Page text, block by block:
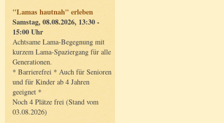
"Lamas hautnah" erleben
Samstag, 08.08.2026, 13:30 -
15:00 Uhr
Achtsame Lama-Begegnung mit
kurzem Lama-Spaziergang für alle
Generationen.
* Barrierefrei * Auch für Senioren
und für Kinder ab 4 Jahren
geeignet *
Noch 4 Plätze frei (Stand vom
03.08.2026)